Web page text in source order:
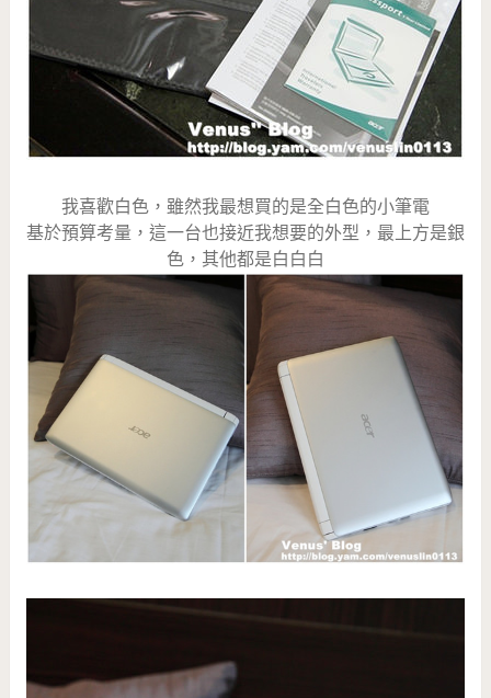
我喜歡白色，雖然我最想買的是全白色的小筆電
基於預算考量，這一台也接近我想要的外型，最上方是銀
色，其他都是白白白